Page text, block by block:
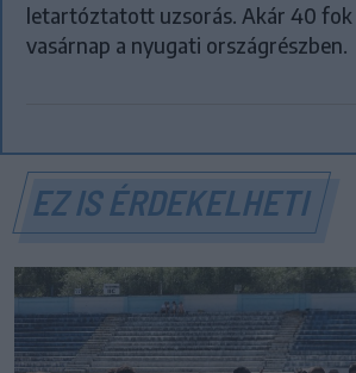
letartóztatott uzsorás. Akár 40 fok
vasárnap a nyugati országrészben.
EZ IS ÉRDEKELHETI